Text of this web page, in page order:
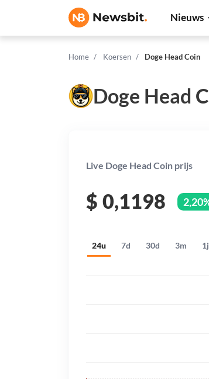
Nieuws
Home Koersen Doge Head Coin
Doge Head
Live Doge Head Coin prijs
$ 0,1198
24u 7d 30d 3m 1j